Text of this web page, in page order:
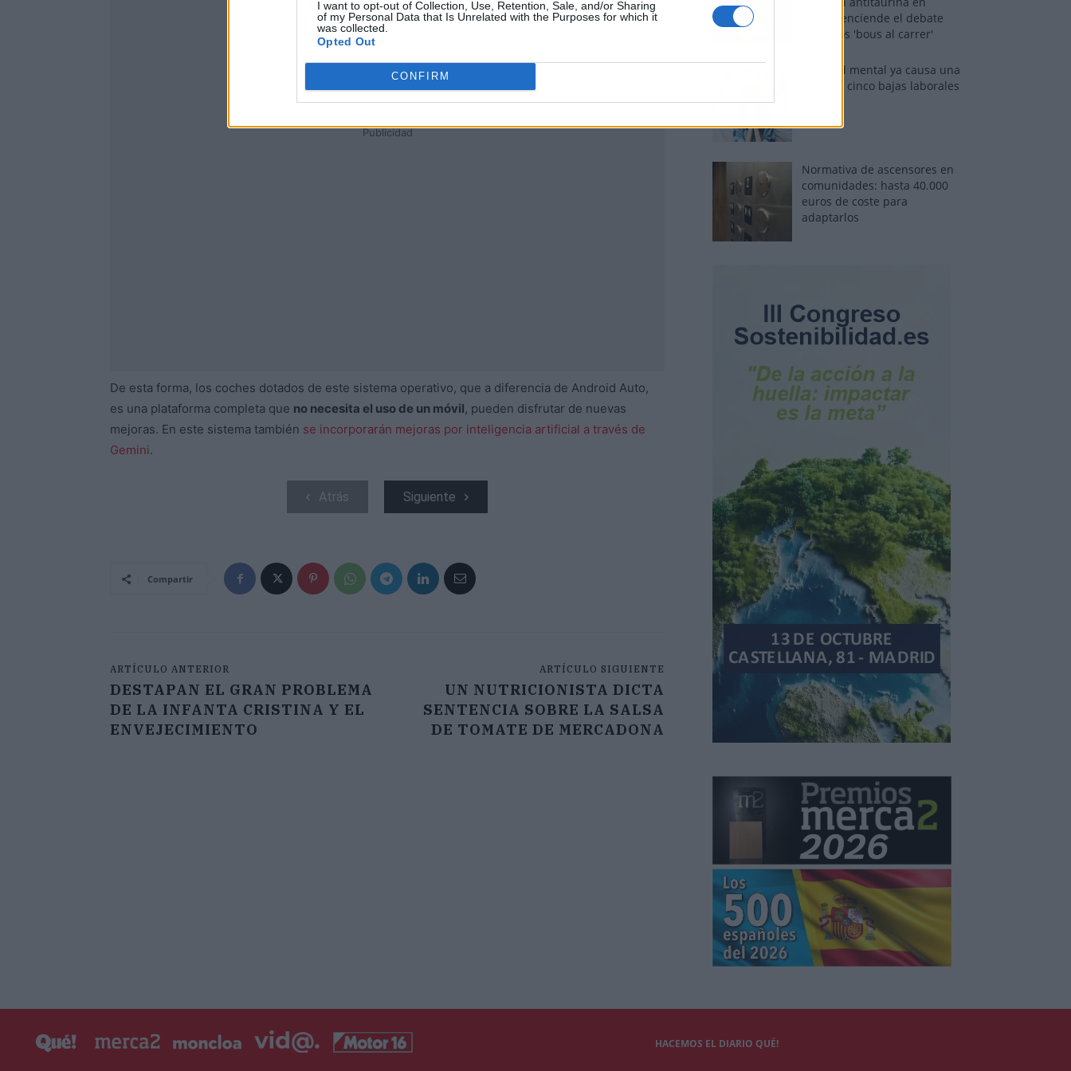
I want to opt-out of Collection, Use, Retention, Sale, and/or Sharing
of my Personal Data that Is Unrelated with the Purposes for which it
was collected.
Opted Out
CONFIRM
Publicidad
De esta forma, los coches dotados de este sistema operativo, que a diferencia de Android Auto,
es una plataforma completa que no necesita el uso de un móvil, pueden disfrutar de nuevas
mejoras. En este sistema también se incorporarán mejoras por inteligencia artificial a través de
Gemini.
Atrás Siguiente
Compartir
ARTÍCULO ANTERIOR
DESTAPAN EL GRAN PROBLEMA
DE LA INFANTA CRISTINA Y EL
ENVEJECIMIENTO
ARTÍCULO SIGUIENTE
UN NUTRICIONISTA DICTA
SENTENCIA SOBRE LA SALSA
DE TOMATE DE MERCADONA
Alfafar enciende el debate
sobre los 'bous al carrer'
La salud mental ya causa una
de cada cinco bajas laborales
Normativa de ascensores en
comunidades: hasta 40.000
euros de coste para
adaptarlos
HACEMOS EL DIARIO QUÉ!